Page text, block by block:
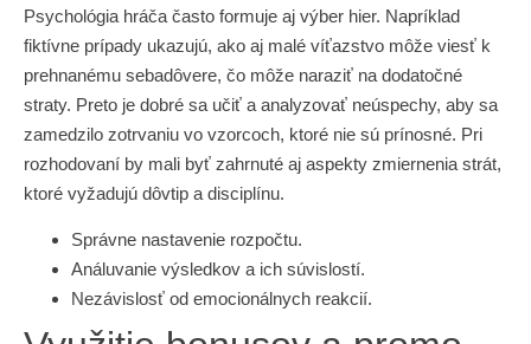
Psychológia hráča často formuje aj výber hier. Napríklad
fiktívne prípady ukazujú, ako aj malé víťazstvo môže viesť k
prehnanému sebadôvere, čo môže naraziť na dodatočné
straty. Preto je dobré sa učiť a analyzovať neúspechy, aby sa
zamedzilo zotrvaniu vo vzorcoch, ktoré nie sú prínosné. Pri
rozhodovaní by mali byť zahrnuté aj aspekty zmiernenia strát,
ktoré vyžadujú dôvtip a disciplínu.
Správne nastavenie rozpočtu.
Análuvanie výsledkov a ich súvislostí.
Nezávislosť od emocionálnych reakcií.